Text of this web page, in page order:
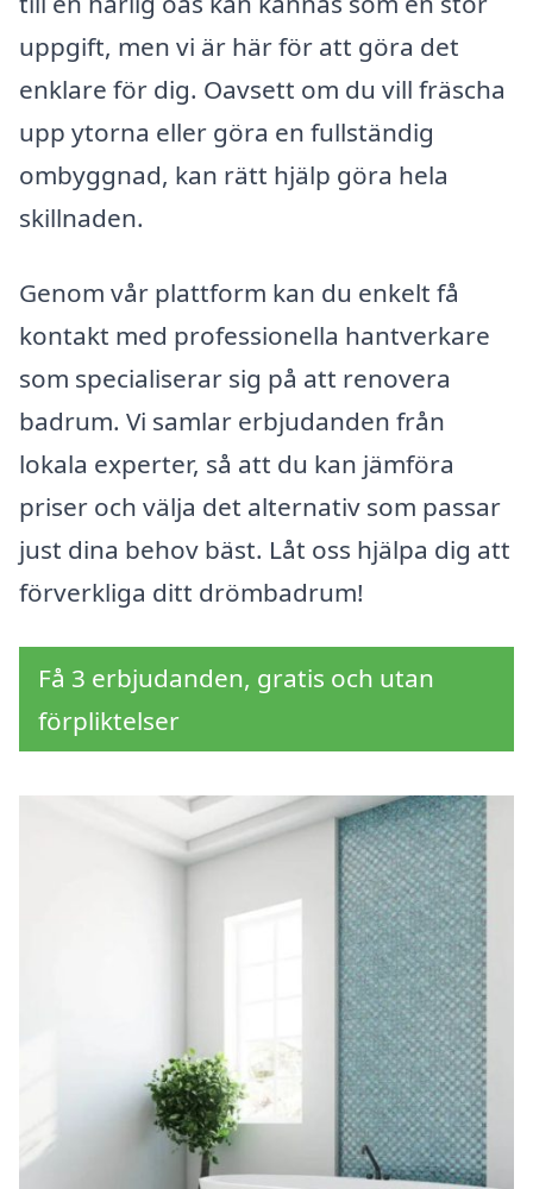
uppgift, men vi är här för att göra det
enklare för dig. Oavsett om du vill fräscha
upp ytorna eller göra en fullständig
ombyggnad, kan rätt hjälp göra hela
skillnaden.
Genom vår plattform kan du enkelt få
kontakt med professionella hantverkare
som specialiserar sig på att renovera
badrum. Vi samlar erbjudanden från
lokala experter, så att du kan jämföra
priser och välja det alternativ som passar
just dina behov bäst. Låt oss hjälpa dig att
förverkliga ditt drömbadrum!
Få 3 erbjudanden, gratis och utan
förpliktelser